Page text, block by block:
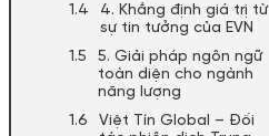
4. Khẳng định giá trị từ
sự tin tưởng của EVN
5. Giải pháp ngôn ngữ
toàn diện cho ngành
năng lượng
Việt Tín Global – Đối